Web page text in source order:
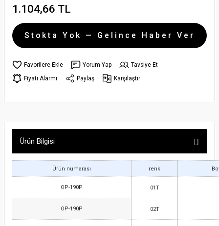
1.104,66 TL
Stokta Yok — Gelince Haber Ver
Yorum Yap
Tavsiye Et
Fiyatı Alarmı
Paylaş Karşılaştır
Ürün Bilgisi
Ürün numarası renk
OP-190P 01T
OP-190P 02T